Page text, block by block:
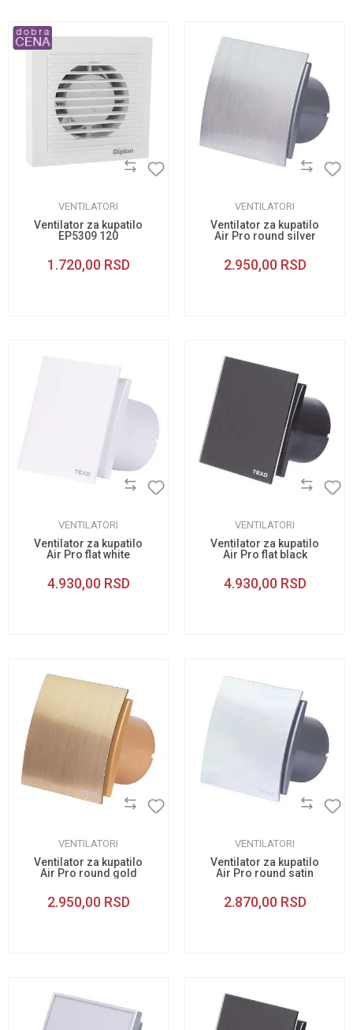
VENTILATORI
Ventilator za kupatilo
EP5309 120
1.720,00 RSD
VENTILATORI
Ventilator za kupatilo
Air Pro round silver
2.950,00 RSD
VENTILATORI
Ventilator za kupatilo
Air Pro flat white
4.930,00 RSD
VENTILATORI
Ventilator za kupatilo
Air Pro flat black
4.930,00 RSD
VENTILATORI
Ventilator za kupatilo
Air Pro round gold
2.950,00 RSD
VENTILATORI
Ventilator za kupatilo
Air Pro round satin
2.870,00 RSD